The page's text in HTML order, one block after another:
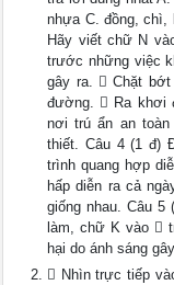
nhựa C. đồng, chì,
Hãy viết chữ N
trước những việc
gây ra. ￿ Chặt
đường. ￿ Ra khơi
nơi trú ẩn an
thiết. Câu 4 (1 đ)
trình quang hợp
hấp diễn ra cả
giống nhau. Câu
làm, chữ K vào ￿
hại do ánh sáng
￿ Nhìn trực tiếp